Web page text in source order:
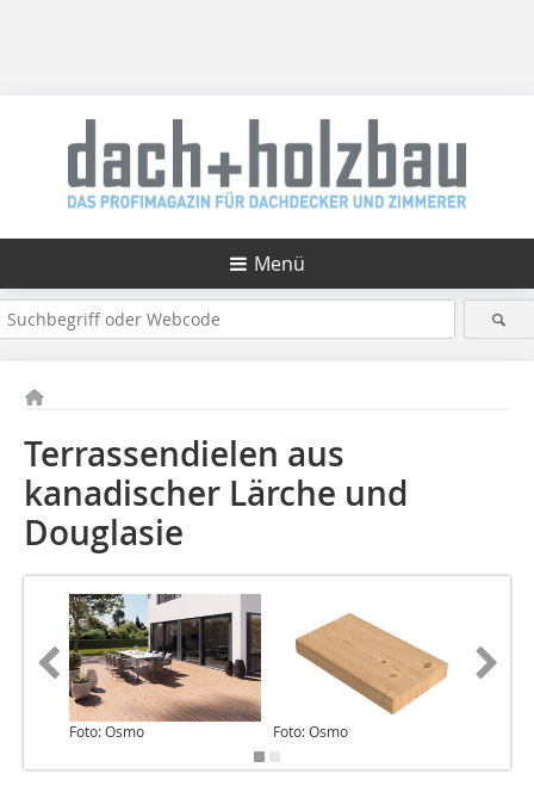
Menü
Terrassendielen aus
kanadischer Lärche und
Douglasie
Foto: Osmo Foto: Osmo